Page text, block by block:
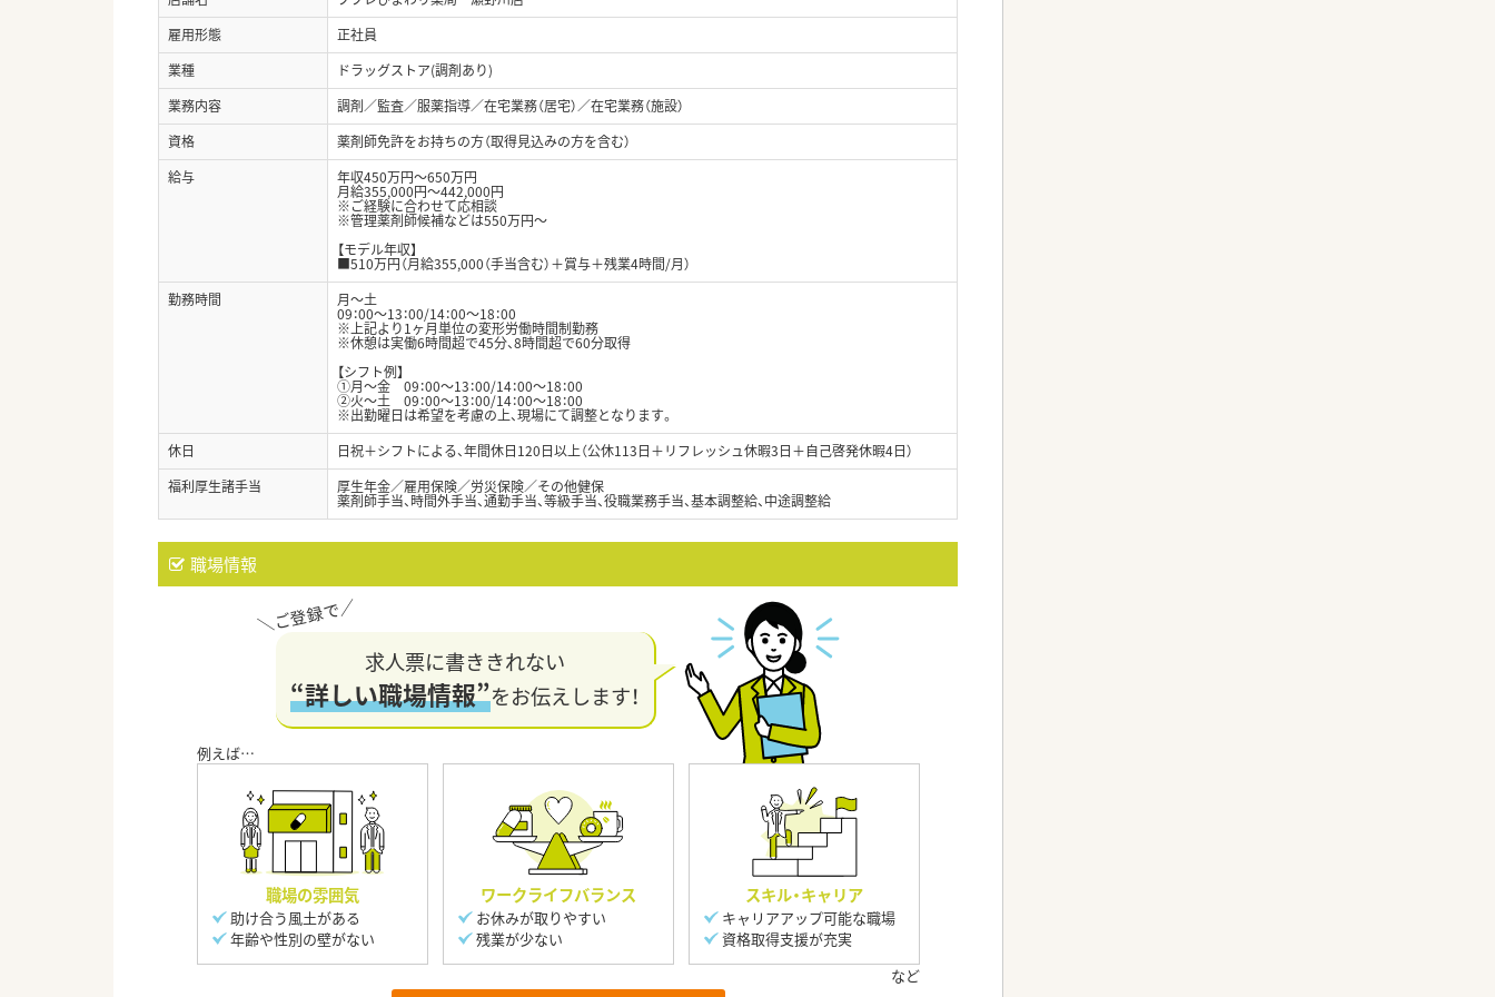
雇用形態
正社員
業種
ドラッグストア(調剤あり)
業務内容
調剤／監査／服薬指導／在宅業務（居宅）／在宅業務（施設）
資格
薬剤師免許をお持ちの方（取得見込みの方を含む）
給与
年収450万円～650万円
月給355,000円～442,000円
※ご経験に合わせて応相談
※管理薬剤師候補などは550万円～
【モデル年収】
■510万円（月給355,000（手当含む）＋賞与＋残業4時間/月）
勤務時間
月～土
09：00～13：00/14：00～18：00
※上記より1ヶ月単位の変形労働時間制勤務
※休憩は実働6時間超で45分、8時間超で60分取得
【シフト例】
①月～金 09：00～13：00/14：00～18：00
②火～土 09：00～13：00/14：00～18：00
※出勤曜日は希望を考慮の上、現場にて調整となります。
休日
日祝＋シフトによる、年間休日120日以上（公休113日＋リフレッシュ休暇3日＋自己啓発休暇4日）
福利厚生諸手当
厚生年金／雇用保険／労災保険／その他健保
薬剤師手当、時間外手当、通勤手当、等級手当、役職業務手当、基本調整給、中途調整給
職場情報
求人票に書ききれない
“詳しい職場情報”をお伝えします！
職場の雰囲気
助け合う風土がある
年齢や性別の壁がない
ワークライフバランス
お休みが取りやすい
残業が少ない
スキル・キャリア
キャリアアップ可能な職場
資格取得支援が充実